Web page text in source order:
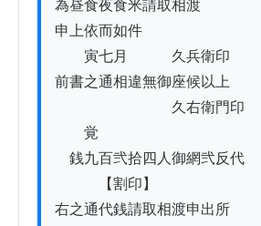
為昼食夜食米請取相渡
申上依而如件
寅七月　　　久兵衛印
前書之通相違無御座候以上
久右衛門印
覚
銭九百弐拾四人御網弐反代
【割印】
右之通代銭請取相渡申出所